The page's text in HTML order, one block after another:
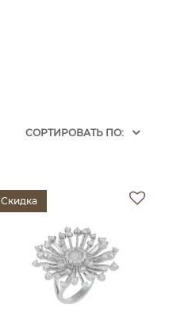
CОРТИРОВАТЬ ПО:
Скидка